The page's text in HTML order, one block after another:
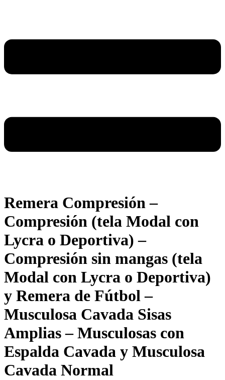
Remera Compresión –
Compresión (tela Modal con
Lycra o Deportiva) –
Compresión sin mangas (tela
Modal con Lycra o Deportiva)
y Remera de Fútbol –
Musculosa Cavada Sisas
Amplias – Musculosas con
Espalda Cavada y Musculosa
Cavada Normal